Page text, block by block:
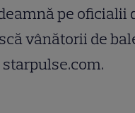
pe oficialii
vânătorii de